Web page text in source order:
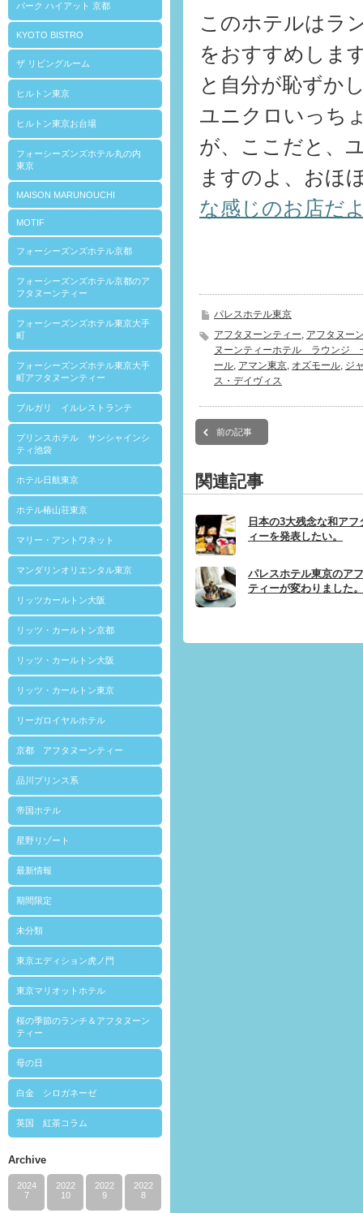
パーク ハイアット 京都
KYOTO BISTRO
ザ リビングルーム
ヒルトン東京
ヒルトン東京お台場
フォーシーズンズホテル丸の内
東京
MAISON MARUNOUCHI
MOTIF
フォーシーズンズホテル京都
フォーシーズンズホテル京都のア
フタヌーンティー
フォーシーズンズホテル東京大手
町
フォーシーズンズホテル東京大手
町アフタヌーンティー
ブルガリ イルレストランテ
プリンスホテル サンシャインシ
ティ池袋
ホテル日航東京
ホテル椿山荘東京
マリー・アントワネット
マンダリンオリエンタル東京
リッツカールトン大阪
リッツ・カールトン京都
リッツ・カールトン大阪
リッツ・カールトン東京
リーガロイヤルホテル
京都 アフタヌーンティー
品川プリンス系
帝国ホテル
星野リゾート
最新情報
期間限定
未分類
東京エディション虎ノ門
東京マリオットホテル
桜の季節のランチ＆アフタヌーン
ティー
母の日
白金 シロガネーゼ
英国 紅茶コラム
Archive
2024
7
2022
10
2022
9
2022
8
このホテルはラ
をおすすめしま
と自分が恥ずか
ユニクロいっち
が、ここだと、
ますのよ、おほ
な感じのお店だ
パレスホテル東京
アフタヌーンティー, アフタヌー
ヌーンティーホテル ラウン
ール, アマン東京, オズモール, ジ
ス・デイヴィス
前の記事
関連記事
日本の3大残念な和アフ
ィーを発表したい。
パレスホテル東京のア
ティーが変わりました。